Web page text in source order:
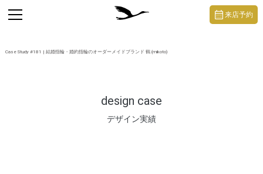
Case Study #181 | 結婚指輪・婚約指輪のオーダーメイドブランド 鶴 (mikoto)
design case
デザイン実績
toggle
navigation
来店予約